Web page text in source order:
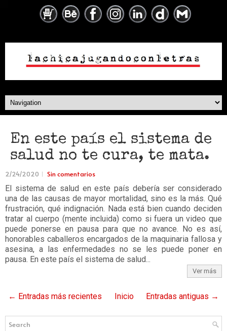
En este país el sistema de
salud no te cura, te mata.
2/24/2020 Sin comentarios
El sistema de salud en este país debería ser considerado
una de las causas de mayor mortalidad, sino es la más. Qué
frustración, qué indignación. Nada está bien cuando deciden
tratar al cuerpo (mente incluida) como si fuera un video que
puede ponerse en pausa para que no avance. No es así,
honorables caballeros encargados de la maquinaria fallosa y
asesina, a las enfermedades no se les puede poner en
pausa. En este país el sistema de salud...
Ver más
← Entradas más recientes Entradas antiguas →
Inicio